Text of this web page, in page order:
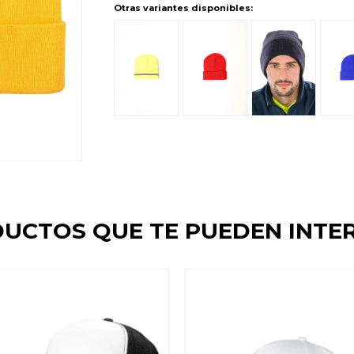
Otras variantes disponibles:
QUE TE PUEDEN